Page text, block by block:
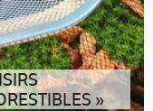
»